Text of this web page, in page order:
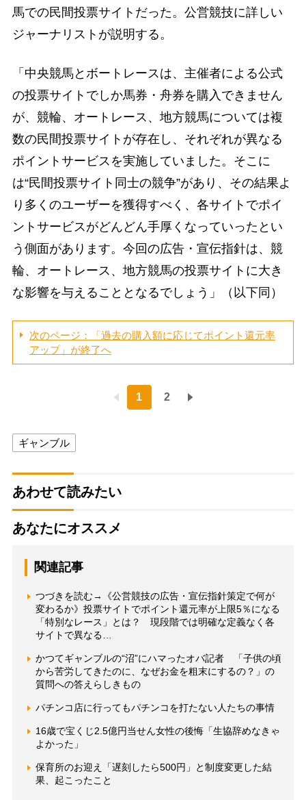
馬での民間投票サイトだった。公営競技に詳しい
ジャーナリストが説明する。
「中央競馬とボートレースは、主催者による公式
の投票サイトでしか馬券・舟券を購入できません
が、競輪、オートレース、地方競馬については複
数の民間投票サイトが存在し、それぞれが異なる
ポイントサービスを実施していました。そこに
は“民間投票サイト同士の競争”があり、その結果よ
り多くのユーザーを獲得すべく、各サイトでポイ
ントサービスがどんどん手厚くなっていったとい
う側面があります。今回の広告・宣伝指針は、競
輪、オートレース、地方競馬の投票サイトに大き
な影響を与えることとなるでしょう」（以下同）
次のページ：「過去の購入額に応じてポイント還元率
アップ」が終了へ
1 2
ギャンブル
あわせて読みたい
あなたにオススメ
関連記事
つづきを読む→《公営競技の広告・宣伝指針策定で何が
変わるか》投票サイトでポイント還元率が上限5％になる
「特別なレース」とは？ 現段階では明確な定義なく各
サイトで異なる…
かつてギャンブルの“沼”にハマったオバ記者 「子供の頃
から苦労してきたのに、なぜお金を粗末にするの？」の
質問への答えらしきもの
パチンコ店に行ってもパチンコを打たない人たちの事情
16歳で宝くじ2.5億円当せん女性の後悔「生協辞めなきゃ
よかった」
保育所のお迎え「遅刻したら500円」と制度変更した結
果、起こったこと